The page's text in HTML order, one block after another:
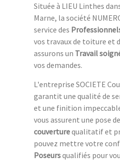
Située à LIEU Linthes
Marne, la société
service des
vos travaux de toiture et
assurons un Travail
vos demandes.
L'entreprise SOCIETE
garantit une qualité de
et une finition
vous assurent une pose de
couverturequalitatif et
pouvez mettre votre
Poseursqualifiés pour